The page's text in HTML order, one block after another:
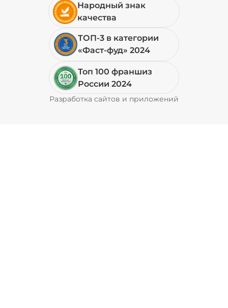
Народный знак
качества
ТОП-3 в категории
«Фаст-фуд» 2024
Топ 100 франшиз
России 2024
Разработка сайтов и приложений
Pyrobyte